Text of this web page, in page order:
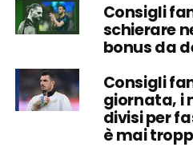
Consigli
schierare
bonus da
Consigli
giornata, i
divisi per
è mai